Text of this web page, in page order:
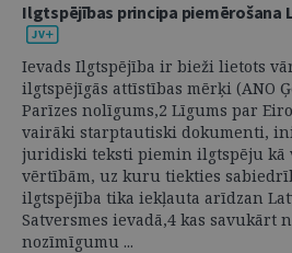
Ilgtspējības principa piemērošana
Ievads Ilgtspējība ir bieži lietots
ilgtspējīgās attīstības mērķi (ANO
Parīzes nolīgums,2 Līgums par
vairāki starptautiski dokumenti,
juridiski teksti piemin ilgtspēju kā
vērtībām, uz kuru tiekties
ilgtspējība tika iekļauta arīdzan
Satversmes ievadā,4 kas savukārt
nozīmīgumu ...